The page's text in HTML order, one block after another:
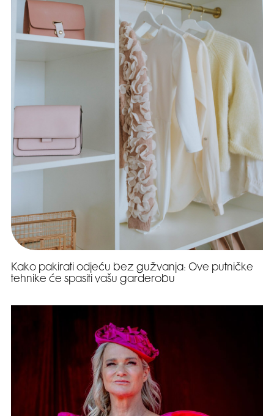
Kako pakirati odjeću bez gužvanja: Ove putničke
tehnike će spasiti vašu garderobu